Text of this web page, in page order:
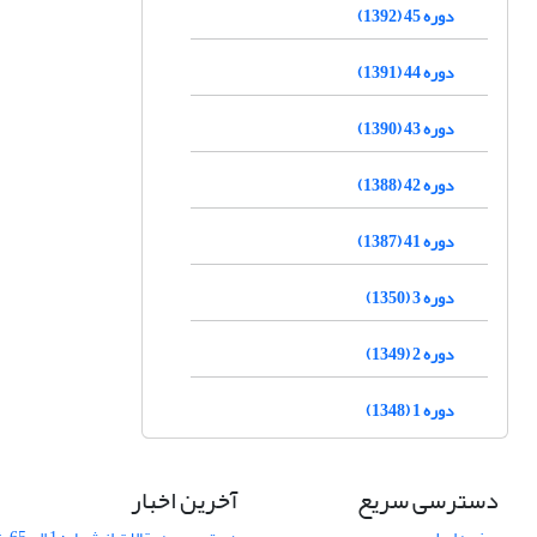
دوره 45 (1392)
دوره 44 (1391)
دوره 43 (1390)
دوره 42 (1388)
دوره 41 (1387)
دوره 3 (1350)
دوره 2 (1349)
دوره 1 (1348)
دسترسی سریع آخرین اخبار